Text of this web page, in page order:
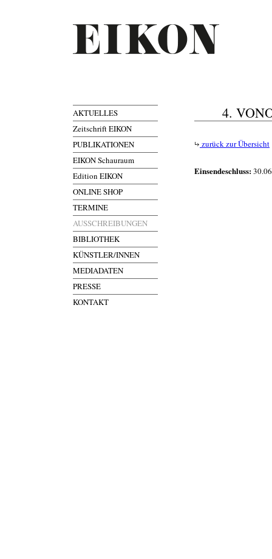
AKTUELLES
Zeitschrift EIKON
PUBLIKATIONEN
EIKON Schauraum
Edition EIKON
ONLINE SHOP
TERMINE
AUSSCHREIBUNGEN
BIBLIOTHEK
KÜNSTLER/INNEN
MEDIADATEN
PRESSE
KONTAKT
4.
zurück zur Übersicht
Einsendeschluss: